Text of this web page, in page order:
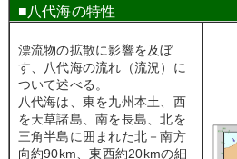
■八代海の特性
漂流物の拡散に影響を及ぼ
す、八代海の流れ（流況）に
ついて述べる。
八代海は、東を九州本土、西
を天草諸島、南を長島、北を
三角半島に囲まれた北－南方
向約90km、東西約20kmの細